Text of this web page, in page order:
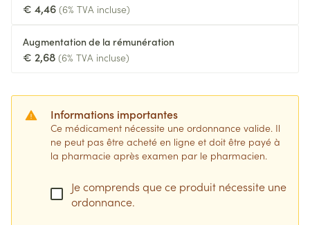
€ 4,46 (6% TVA incluse)
Augmentation de la rémunération
€ 2,68 (6% TVA incluse)
Informations importantes
Ce médicament nécessite une ordonnance valide. Il
ne peut pas être acheté en ligne et doit être payé à
la pharmacie après examen par le pharmacien.
Je comprends que ce produit nécessite une
ordonnance.